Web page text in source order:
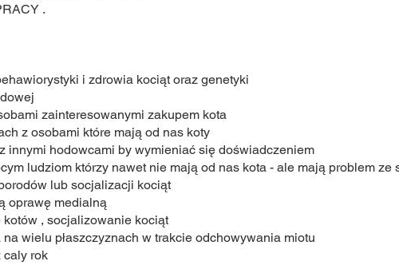
.
i zdrowia kociąt oraz genetyki
zainteresowanymi zakupem kota
z osobami które mają od nas koty
innymi hodowcami by wymieniać się doświadczeniem
ludziom którzy nawet nie mają od nas kota - ale mają problem ze
lub socjalizacji kociąt
oprawę medialną
kotów , socjalizowanie kociąt
wielu płaszczyznach w trakcie odchowywania miotu
caly rok